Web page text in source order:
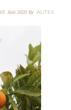
10. Juni 2020By ALITEX